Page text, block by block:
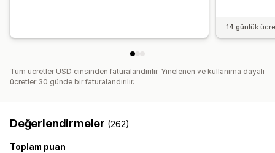
14 günlük
Tüm ücretler USD cinsinden faturalandırılır. Yinelenen ve kullanıma dayalı
ücretler 30 günde bir faturalandırılır.
Değerlendirmeler (262)
Toplam puan